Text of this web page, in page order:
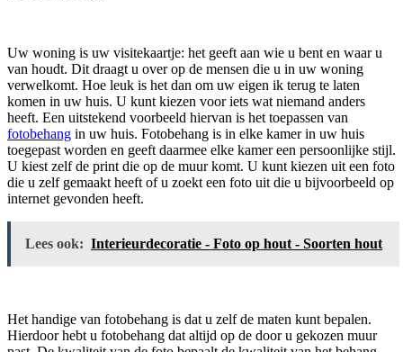
Uw woning is uw visitekaartje: het geeft aan wie u bent en waar u
van houdt. Dit draagt u over op de mensen die u in uw woning
verwelkomt. Hoe leuk is het dan om uw eigen ik terug te laten
komen in uw huis. U kunt kiezen voor iets wat niemand anders
heeft. Een uitstekend voorbeeld hiervan is het toepassen van
fotobehang in uw huis. Fotobehang is in elke kamer in uw huis
toegepast worden en geeft daarmee elke kamer een persoonlijke stijl.
U kiest zelf de print die op de muur komt. U kunt kiezen uit een foto
die u zelf gemaakt heeft of u zoekt een foto uit die u bijvoorbeeld op
internet gevonden heeft.
Lees ook: Interieurdecoratie - Foto op hout - Soorten hout
Het handige van fotobehang is dat u zelf de maten kunt bepalen.
Hierdoor hebt u fotobehang dat altijd op de door u gekozen muur